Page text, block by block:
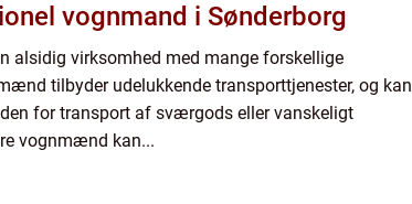
vognmand i Sønderborg
alsidig virksomhed med mange forskellige
tilbyder udelukkende transporttjenester, og kan
for transport af sværgods eller vanskeligt
vognmænd kan...